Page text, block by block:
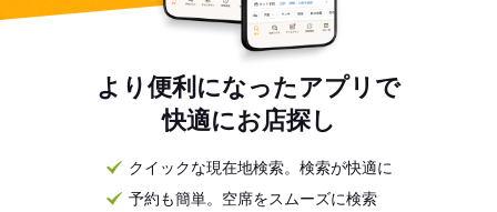
より便利になったアプリで
快適にお店探し
クイックな現在地検索。検索が快適に
予約も簡単。空席をスムーズに検索